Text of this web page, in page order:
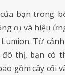
bạn trong
cụ và hiệu
Từ
đô thị, bạn có
gồm cây cối